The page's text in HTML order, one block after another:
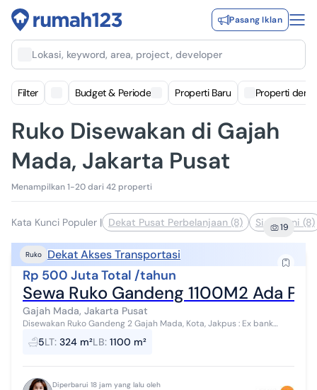
Pasang Iklan
Lokasi, keyword, area, project, developer
Filter Budget & Periode Properti Baru Properti
Ruko Disewakan di Gajah
Mada, Jakarta Pusat
Menampilkan 1-20 dari 42 properti
Kata Kunci Populer | Dekat Pusat Perbelanjaan (8) Siap Huni (8)
19
Ruko Dekat Akses Transportasi
Rp 500 Juta Total /tahun
Sewa Ruko Gandeng 1100M2 Ada
Gajah Mada, Jakarta Pusat
Disewakan Ruko Gandeng 2 Gajah Mada, Kota, Jakpus : Ex bank
Danamon Strategis depan Halte Busway Sawah Besar Luas Tanah :
324,5 m2 Lebar kesampin...
5LT: 324 m²LB: 1100 m²
Diperbarui 18 jam yang lalu oleh